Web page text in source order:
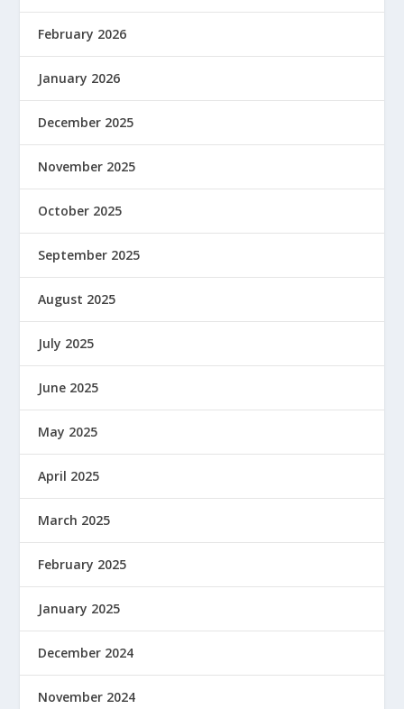
February 2026
January 2026
December 2025
November 2025
October 2025
September 2025
August 2025
July 2025
June 2025
May 2025
April 2025
March 2025
February 2025
January 2025
December 2024
November 2024